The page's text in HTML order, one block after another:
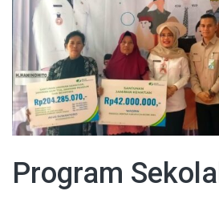
Program